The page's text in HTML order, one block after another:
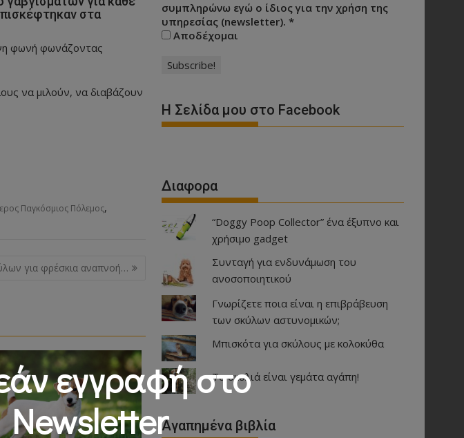
στα
φωνή φωνάζοντας
να μιλούν, να διαβάζουν
Παγκόσμιος Πόλεμος,
για φρέσκια αναπνοή…
συμπληρώνω εγώ ο ίδιος για την χρήση της
υπηρεσίας (newsletter). *
Αποδέχομαι
Η Σελίδα μου στο Facebook
Διαφορα
“Doggy Poop Collector” ένα έξυπνο και
χρήσιμο gadget
Συνταγή για ενδυνάμωση του
ανοσοποιητικού
Γνωρίζετε ποια είναι η επιβράβευση
των σκύλων αστυνομικών;
Μπισκότα για σκύλους με κολοκύθα
Τα σκυλιά είναι γεμάτα αγάπη!
Αγαπημένα βιβλία
εγγραφή στο
Newsletter